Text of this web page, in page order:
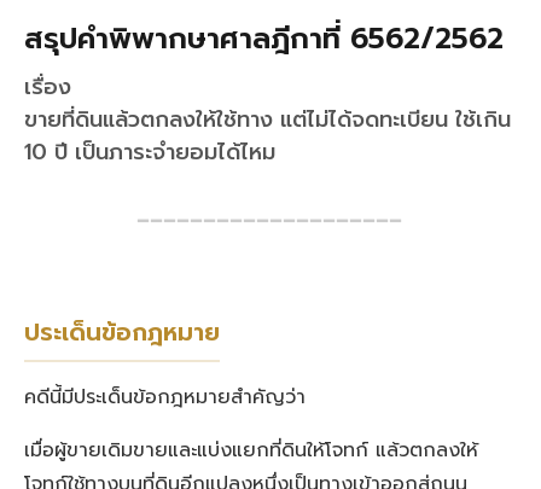
สรุปคำพิพากษาศาลฎีกาที่ 6562/2562
เรื่อง
ขายที่ดินแล้วตกลงให้ใช้ทาง แต่ไม่ได้จดทะเบียน ใช้เกิน
10 ปี เป็นภาระจำยอมได้ไหม
━━━━━━━━━━━━━━━━━━━━
ประเด็นข้อกฎหมาย
คดีนี้มีประเด็นข้อกฎหมายสำคัญว่า
เมื่อผู้ขายเดิมขายและแบ่งแยกที่ดินให้โจทก์ แล้วตกลงให้